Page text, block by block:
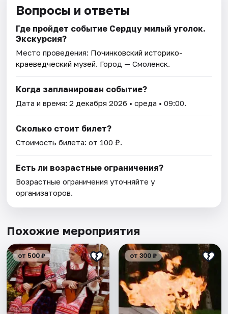
Вопросы и ответы
Где пройдет событие Сердцу милый уголок.
Экскурсия?
Место проведения: Починковский историко-
краеведческий музей. Город — Смоленск.
Когда запланирован событие?
Дата и время:2 декабря 2026 • среда • 09:00.
Сколько стоит билет?
Стоимость билета: от 100 ₽.
Есть ли возрастные ограничения?
Возрастные ограничения уточняйте у
организаторов.
Похожие мероприятия
от 500 ₽ от 300 ₽